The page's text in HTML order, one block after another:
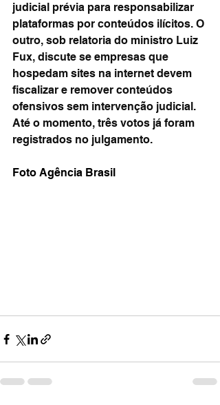
judicial prévia para responsabilizar
plataformas por conteúdos ilícitos. O
outro, sob relatoria do ministro Luiz
Fux, discute se empresas que
hospedam sites na internet devem
fiscalizar e remover conteúdos
ofensivos sem intervenção judicial.
Até o momento, três votos já foram
registrados no julgamento.
Foto Agência Brasil